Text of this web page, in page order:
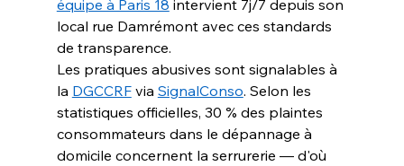
équipe à Paris 18 intervient 7j/7 depuis son
local rue Damrémont avec ces standards
de transparence.
Les pratiques abusives sont signalables à
la DGCCRF via SignalConso. Selon les
statistiques officielles, 30 % des plaintes
consommateurs dans le dépannage à
domicile concernent la serrurerie — d'où